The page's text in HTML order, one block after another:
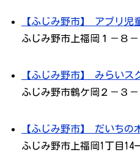
【ふじみ野市】 アプリ児
ふじみ野市上福岡１－８－
【ふじみ野市】 みらい
ふじみ野市鶴ケ岡２－３－
【ふじみ野市】 だいちの
ふじみ野市上福岡1丁目14